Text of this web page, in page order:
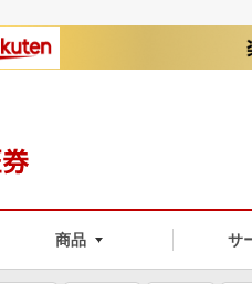
商品 サ